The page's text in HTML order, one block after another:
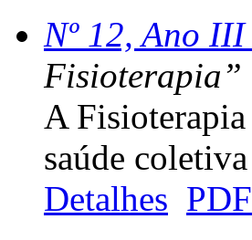
Nº 12, Ano
Fisioterapia”
A
saúde coletiva
Detalhes PDF